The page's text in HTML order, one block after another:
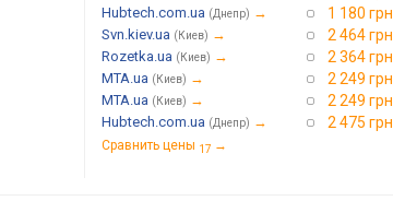
Hubtech.com.ua (Днепр) → 1 180 грн.
Svn.kiev.ua (Киев) → 2 464 грн.
Rozetka.ua (Киев) → 2 364 грн.
MTA.ua (Киев) → 2 249 грн.
MTA.ua (Киев) → 2 249 грн.
Hubtech.com.ua (Днепр) → 2 475 грн.
Сравнить цены 17 →